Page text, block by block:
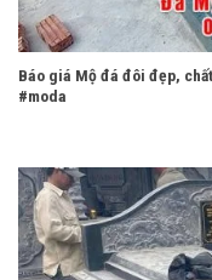
Báo giá Mộ đá đôi đẹp,
#moda